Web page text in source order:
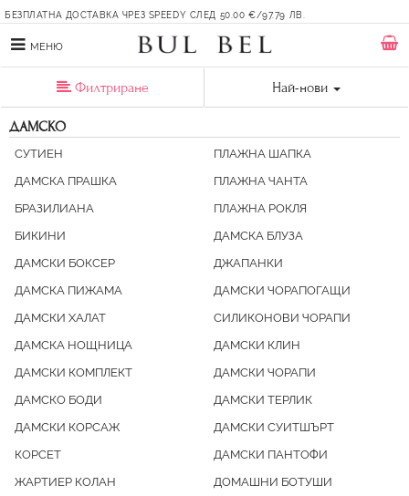
БЕЗПЛАТНА ДОСТАВКА ЧРЕЗ SPEEDY СЛЕД 50.00 €/97.79 ЛВ.
МЕНЮ
Филтриране Най-нови
ДАМСКО
СУТИЕН
ДАМСКА ПРАШКА
БРАЗИЛИАНА
БИКИНИ
ДАМСКИ БОКСЕР
ДАМСКА ПИЖАМА
ДАМСКИ ХАЛАТ
ДАМСКА НОЩНИЦА
ДАМСКИ КОМПЛЕКТ
ДАМСКО БОДИ
ДАМСКИ КОРСАЖ
КОРСЕТ
ЖАРТИЕР КОЛАН
ПЛАЖНА ШАПКА
ПЛАЖНА ЧАНТА
ПЛАЖНА РОКЛЯ
ДАМСКА БЛУЗА
ДЖАПАНКИ
ДАМСКИ ЧОРАПОГАЩИ
СИЛИКОНОВИ ЧОРАПИ
ДАМСКИ КЛИН
ДАМСКИ ЧОРАПИ
ДАМСКИ ТЕРЛИК
ДАМСКИ СУИТШЪРТ
ДАМСКИ ПАНТОФИ
ДОМАШНИ БОТУШИ